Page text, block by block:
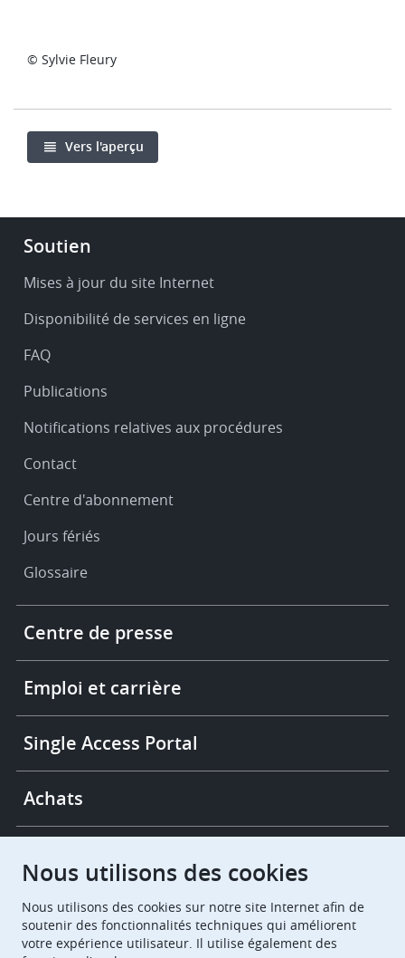
© Sylvie Fleury
Vers l'aperçu
Footer
Service
support
Soutien
Mises à jour du site Internet
Disponibilité de services en ligne
FAQ
Publications
Notifications relatives aux procédures
Contact
Centre d'abonnement
Jours fériés
Glossaire
More
links
Centre de presse
Emploi et carrière
Single Access Portal
Achats
European Patent Office EPO Jobs
Nous utilisons des cookies
Nous utilisons des cookies sur notre site Internet afin de
soutenir des fonctionnalités techniques qui améliorent
votre expérience utilisateur. Il utilise également des